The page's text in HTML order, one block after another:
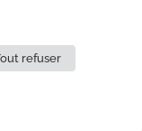
refuser